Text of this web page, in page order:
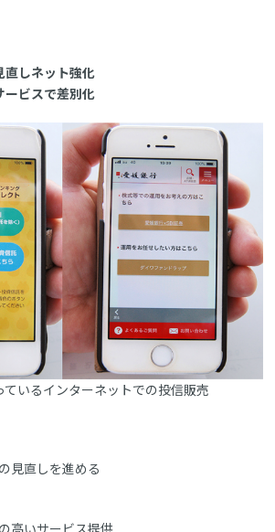
直しネット強化
ービスで差別化
いるインターネットでの投信販売
見直しを進める
高いサービス提供